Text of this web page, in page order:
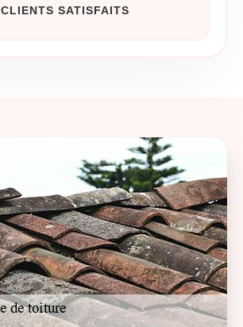
CLIENTS SATISFAITS